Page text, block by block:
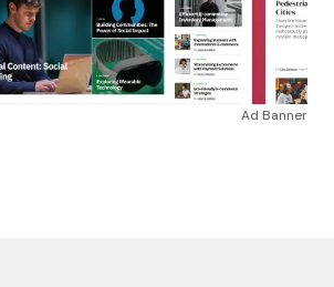
Ad Banner